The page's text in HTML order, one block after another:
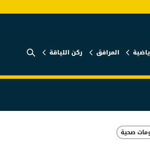
المرافق ركن اللياقة
صحية